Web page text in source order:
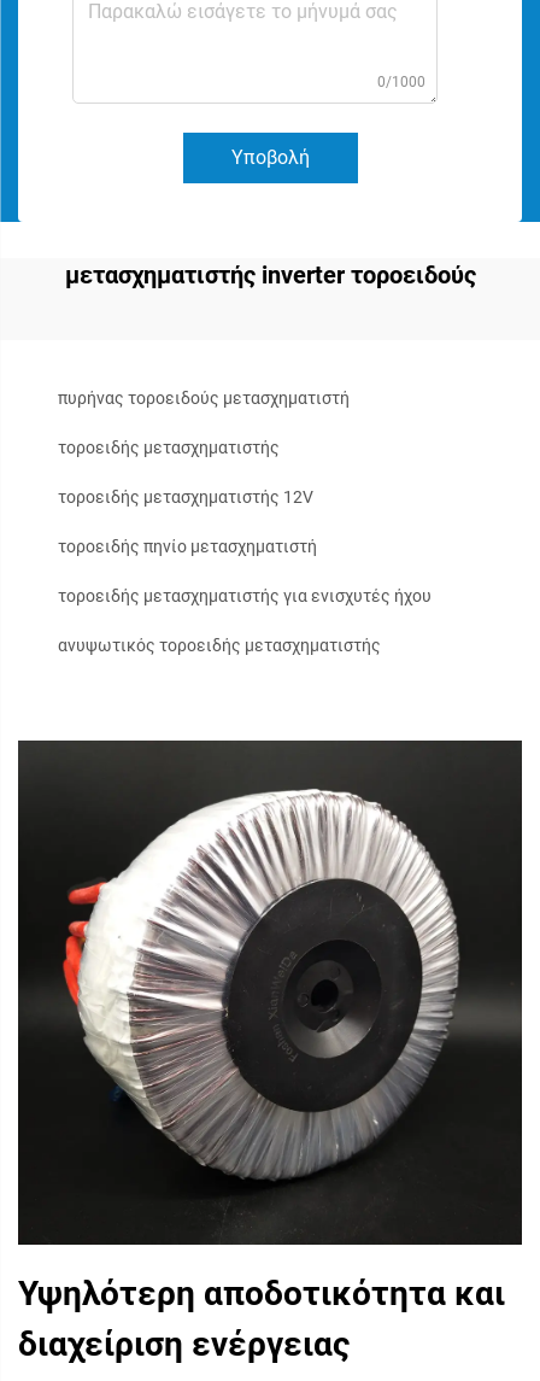
0/1000
Υποβολή
μετασχηματιστής inverter τοροειδούς
πυρήνας τοροειδούς μετασχηματιστή
τοροειδής μετασχηματιστής
τοροειδής μετασχηματιστής 12V
τοροειδής πηνίο μετασχηματιστή
τοροειδής μετασχηματιστής για ενισχυτές ήχου
ανυψωτικός τοροειδής μετασχηματιστής
Υψηλότερη αποδοτικότητα και
διαχείριση ενέργειας